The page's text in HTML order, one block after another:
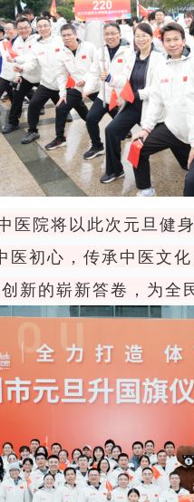
院将以此次元旦健
医初心，传承中医文
新的崭新答卷，为全